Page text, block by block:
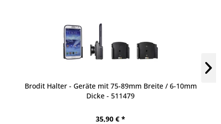
Brodit Halter - Geräte mit 75-89mm Breite / 6-10mm
Dicke - 511479
35,90 € *